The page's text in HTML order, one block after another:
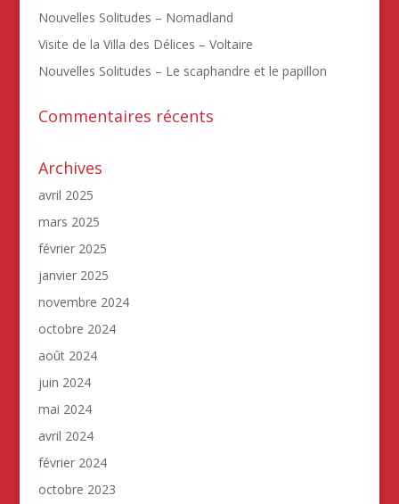
Nouvelles Solitudes – Nomadland
Visite de la Villa des Délices – Voltaire
Nouvelles Solitudes – Le scaphandre et le papillon
Commentaires récents
Archives
avril 2025
mars 2025
février 2025
janvier 2025
novembre 2024
octobre 2024
août 2024
juin 2024
mai 2024
avril 2024
février 2024
octobre 2023